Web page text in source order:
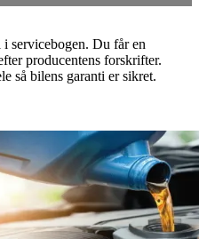
servicebogen. Du får en
producentens forskrifter.
så bilens garanti er sikret.